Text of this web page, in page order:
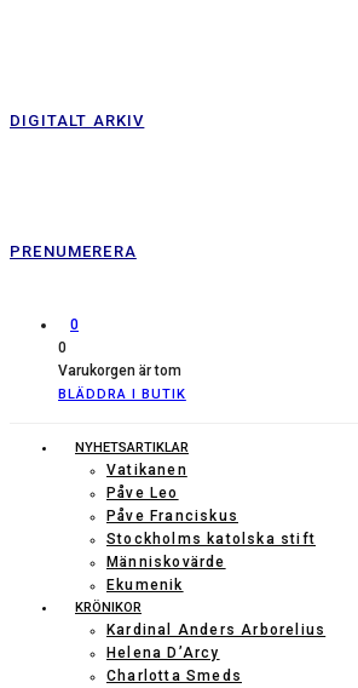
DIGITALT ARKIV
PRENUMERERA
0
0
Varukorgen är tom
BLÄDDRA I BUTIK
NYHETSARTIKLAR
Vatikanen
Påve Leo
Påve Franciskus
Stockholms katolska stift
Människovärde
Ekumenik
KRÖNIKOR
Kardinal Anders Arborelius
Helena D’Arcy
Charlotta Smeds